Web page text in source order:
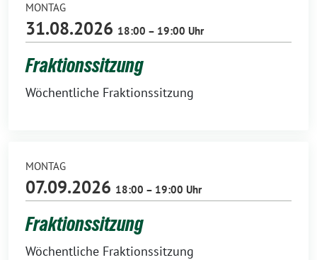
MONTAG
31.08.2026 18:00 – 19:00 Uhr
Fraktionssitzung
Wöchentliche Fraktionssitzung
MONTAG
07.09.2026 18:00 – 19:00 Uhr
Fraktionssitzung
Wöchentliche Fraktionssitzung